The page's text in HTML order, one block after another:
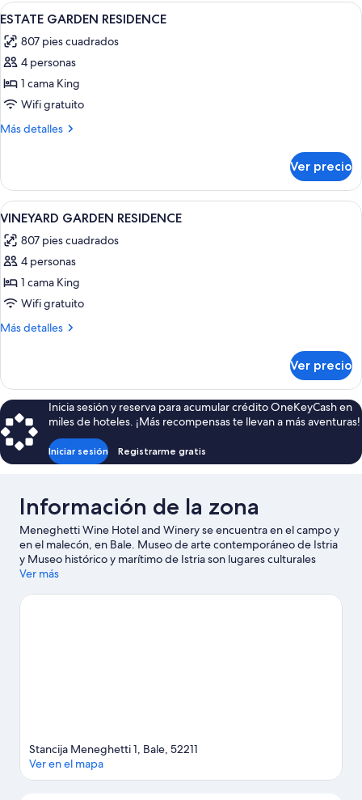
Abrir
todas
las
fotos
de
ESTATE
GARDEN
Una cama bien hecha con un cojín a
4
ESTATE GARDEN RESIDENCE
807 pies cuadrados
4 personas
1 cama King
Wifi gratuito
Más detalles
Más
GARDEN
RESIDENCE
Ver precio
Abrir
todas
las
fotos
de
VINEYARD
GARDEN
Una cama bien tendida con un cojín
3
VINEYARD GARDEN RESIDENCE
807 pies cuadrados
4 personas
1 cama King
Wifi gratuito
Más detalles
Más
GARDEN
RESIDENCE
Ver precio
Inicia sesión y reserva para acumular crédito OneKeyCash en
miles de hoteles. ¡Más recompensas te llevan a más aventuras!
Iniciar sesión Registrarme gratis
Información de la zona
Meneghetti Wine Hotel and Winery se encuentra en el campo y
en el malecón, en Bale. Museo de arte contemporáneo de Istria
y Museo histórico y marítimo de Istria son lugares culturales
destacados, y los turistas que quieran ir de compras pueden
te pierdas Paleo Parque y Acuario de Rovinj. Las actividades
Ver más
Stancija Meneghetti 1, Bale, 52211
Ver en el mapa